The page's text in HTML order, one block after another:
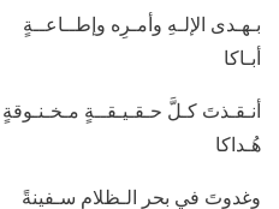
بـهـدى الإلـهِ وأمـرِه وإطــاعــةٍ
أبـاكا
أنـقـذتَ كـلَّ حـقـيـقــةٍ
هُـداكا
وغدوتَ في بحرِ الـظلامِ سـفينةً